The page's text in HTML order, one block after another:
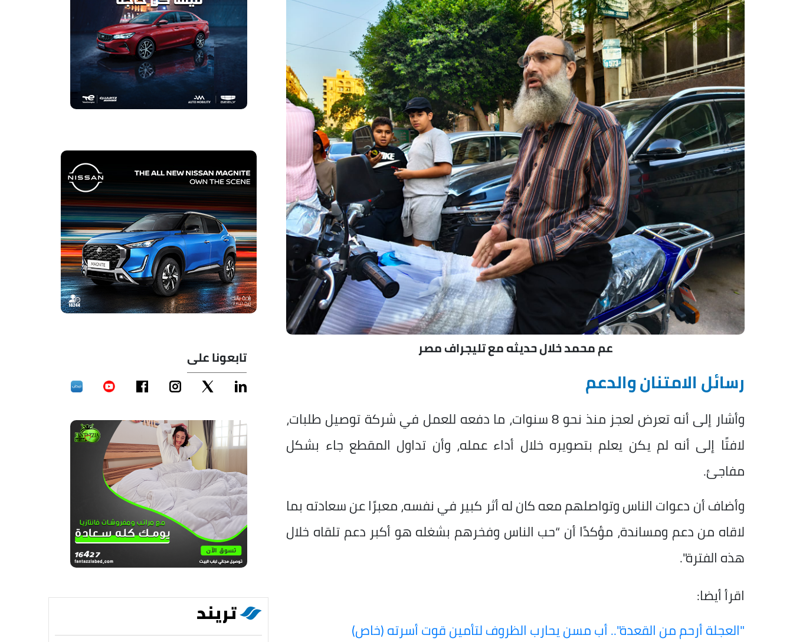
عم محمد خلال حديثه مع تليجراف مصر
رسائل الامتنان والدعم
وأشار إلى أنه تعرض لعجز منذ نحو 8 سنوات، ما دفعه للعمل في شركة توصيل طلبات،
لافتًا إلى أنه لم يكن يعلم بتصويره خلال أداء عمله، وأن تداول المقطع جاء بشكل
مفاجئ.
وأضاف أن دعوات الناس وتواصلهم معه كان له أثر كبير في نفسه، معبرًا عن سعادته بما
لاقاه من دعم ومساندة، مؤكدًا أن “حب الناس وفخرهم بشغله هو أكبر دعم تلقاه خلال
هذه الفترة".
اقرأ أيضا:
"العجلة أرحم من القعدة".. أب مسن يحارب الظروف لتأمين قوت أسرته (خاص)
تابعونا على
تريند